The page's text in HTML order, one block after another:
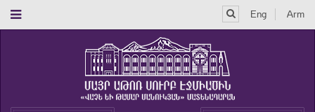
Eng Arm